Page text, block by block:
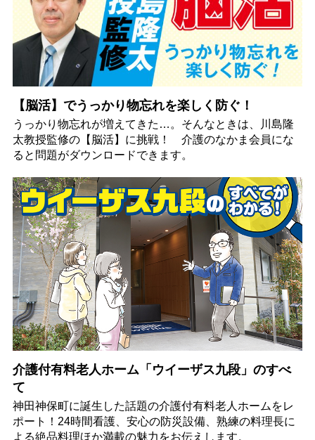
【脳活】でうっかり物忘れを楽しく防ぐ！
うっかり物忘れが増えてきた…。そんなときは、川島隆
太教授監修の【脳活】に挑戦！ 介護のなかま会員にな
ると問題がダウンロードできます。
介護付有料老人ホーム「ウイーザス九段」のすべ
て
神田神保町に誕生した話題の介護付有料老人ホームをレ
ポート！24時間看護、安心の防災設備、熟練の料理長に
よる絶品料理ほか満載の魅力をお伝えします。